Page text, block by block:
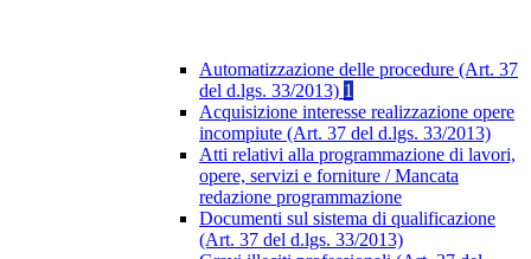
Automatizzazione delle procedure (Art. 37
del d.lgs. 33/2013) 1
Acquisizione interesse realizzazione opere
incompiute (Art. 37 del d.lgs. 33/2013)
Atti relativi alla programmazione di lavori,
opere, servizi e forniture / Mancata
redazione programmazione
Documenti sul sistema di qualificazione
(Art. 37 del d.lgs. 33/2013)